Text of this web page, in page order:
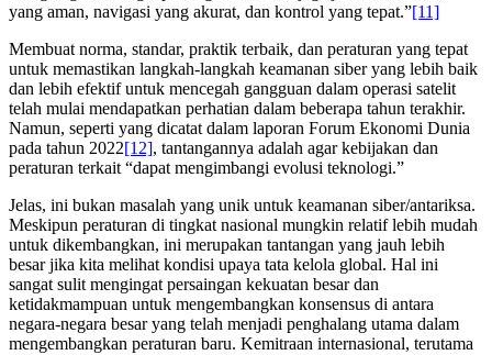
yang aman, navigasi yang akurat, dan kontrol yang tepat.”[11]
Membuat norma, standar, praktik terbaik, dan peraturan yang tepat
untuk memastikan langkah-langkah keamanan siber yang lebih baik
dan lebih efektif untuk mencegah gangguan dalam operasi satelit
telah mulai mendapatkan perhatian dalam beberapa tahun terakhir.
Namun, seperti yang dicatat dalam laporan Forum Ekonomi Dunia
pada tahun 2022[12], tantangannya adalah agar kebijakan dan
peraturan terkait “dapat mengimbangi evolusi teknologi.”
Jelas, ini bukan masalah yang unik untuk keamanan siber/antariksa.
Meskipun peraturan di tingkat nasional mungkin relatif lebih mudah
untuk dikembangkan, ini merupakan tantangan yang jauh lebih
besar jika kita melihat kondisi upaya tata kelola global. Hal ini
sangat sulit mengingat persaingan kekuatan besar dan
ketidakmampuan untuk mengembangkan konsensus di antara
negara-negara besar yang telah menjadi penghalang utama dalam
mengembangkan peraturan baru. Kemitraan internasional, terutama